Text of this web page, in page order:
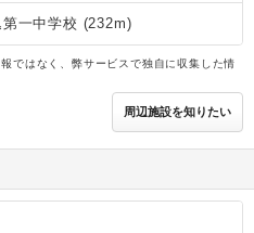
一中学校 (232m)
ではなく、弊サービスで独自に収集した情
周辺施設を知りたい